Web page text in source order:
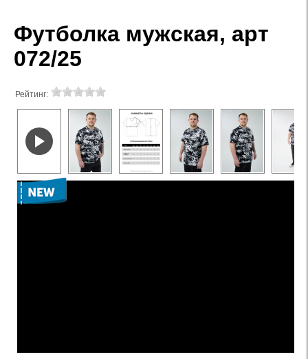
Футболка мужская, арт
072/25
Рейтинг: